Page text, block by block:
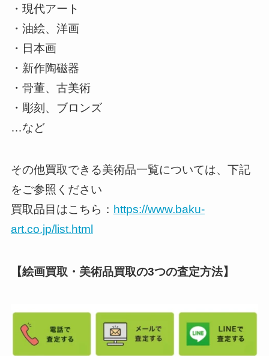
・現代アート
・油絵、洋画
・日本画
・新作陶磁器
・骨董、古美術
・彫刻、ブロンズ
…など
その他買取できる美術品一覧については、下記
をご参照ください
買取品目はこちら： https://www.baku-
art.co.jp/list.html
【絵画買取・美術品買取の3つの査定方法】